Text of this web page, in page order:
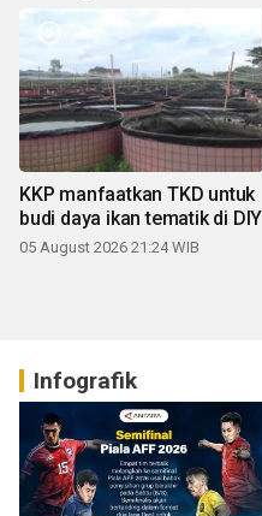
KKP manfaatkan TKD untuk
budi daya ikan tematik di DIY
05 August 2026 21:24 WIB
Infografik